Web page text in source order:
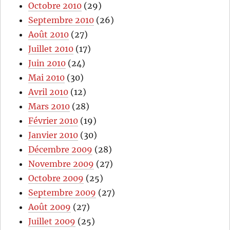
Octobre 2010 (29)
Septembre 2010 (26)
Août 2010 (27)
Juillet 2010 (17)
Juin 2010 (24)
Mai 2010 (30)
Avril 2010 (12)
Mars 2010 (28)
Février 2010 (19)
Janvier 2010 (30)
Décembre 2009 (28)
Novembre 2009 (27)
Octobre 2009 (25)
Septembre 2009 (27)
Août 2009 (27)
Juillet 2009 (25)